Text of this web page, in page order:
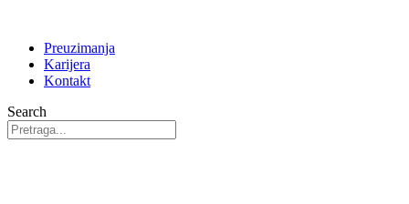
Preuzimanja
Karijera
Kontakt
Search